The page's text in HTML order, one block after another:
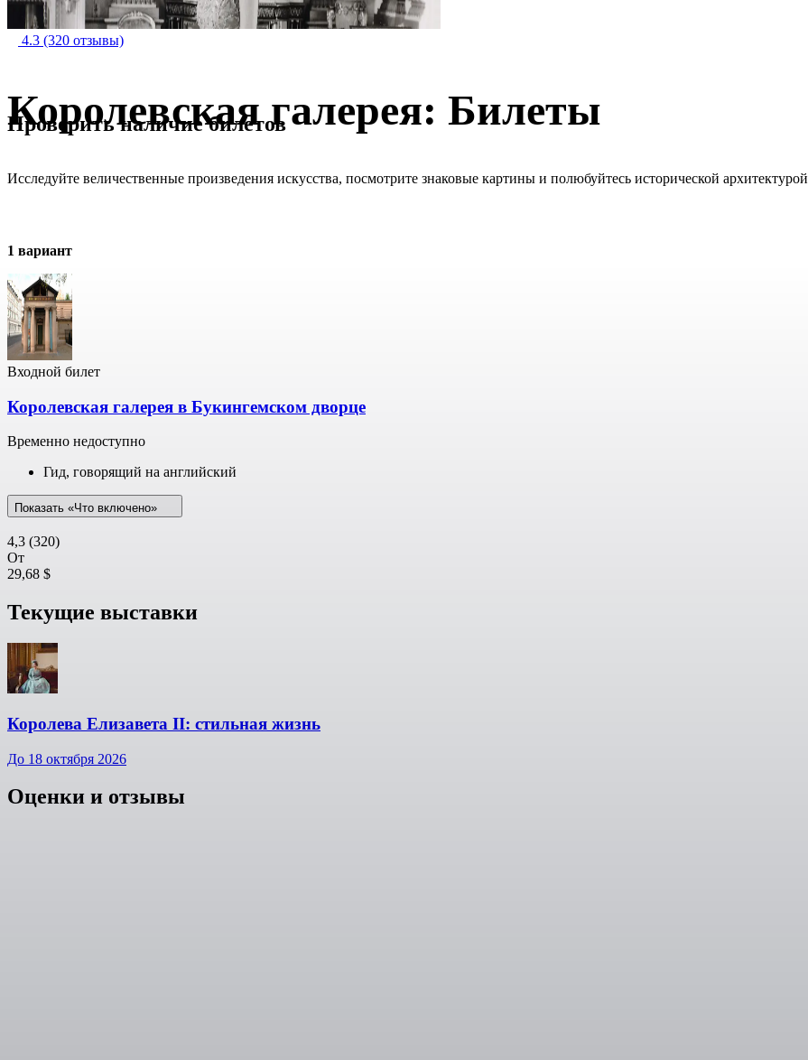
4.3 (320 отзывы)
Королевская галерея: Билеты
Исследуйте величественные произведения искусства, посмотрите знаковые картины и полюбуйтесь исторической архитектурой
Проверить наличие билетов
1 вариант
Входной билет
Королевская галерея в Букингемском дворце
Временно недоступно
Гид, говорящий на английский
Показать «Что включено»
4,3 (320)
От
29,68 $
Текущие выставки
Королева Елизавета II: стильная жизнь
До 18 октября 2026
Оценки и отзывы